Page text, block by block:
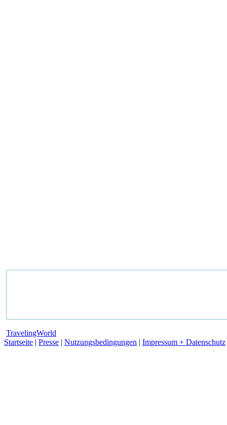
TravelingWorld
Startseite | Presse | Nutzungsbedingungen | Impressum + Datenschutz